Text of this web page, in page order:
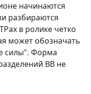
начинаются
разбираются
в ролике четко
может обозначать
силы". Форма
ВВ не